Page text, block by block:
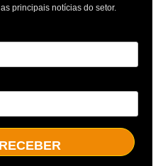
principais notícias do setor.